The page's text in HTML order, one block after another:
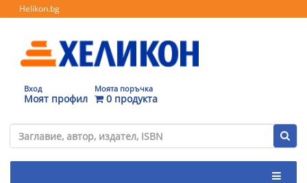
Helikon.bg
Вход
Моят профил
Моята поръчка
0 продукта